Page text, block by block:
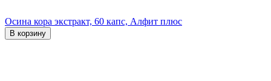
Осина кора экстракт, 60 капс, Алфит плюс
В корзину